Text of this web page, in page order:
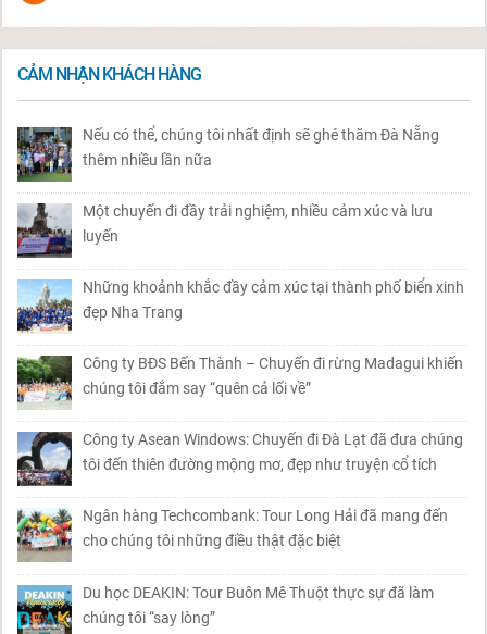
CẢM NHẬN KHÁCH HÀNG
Nếu có thể, chúng tôi nhất định sẽ ghé thăm Đà Nẵng
thêm nhiều lần nữa
Một chuyến đi đầy trải nghiệm, nhiều cảm xúc và lưu
luyến
Những khoảnh khắc đầy cảm xúc tại thành phố biển xinh
đẹp Nha Trang
Công ty BĐS Bến Thành – Chuyến đi rừng Madagui khiến
chúng tôi đắm say “quên cả lối về”
Công ty Asean Windows: Chuyến đi Đà Lạt đã đưa chúng
tôi đến thiên đường mộng mơ, đẹp như truyện cổ tích
Ngân hàng Techcombank: Tour Long Hải đã mang đến
cho chúng tôi những điều thật đặc biệt
Du học DEAKIN: Tour Buôn Mê Thuột thực sự đã làm
chúng tôi “say lòng”